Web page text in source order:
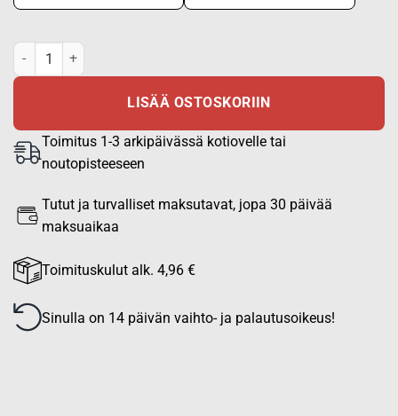
Kenttätakki lumikuvio M05 määrä
LISÄÄ OSTOSKORIIN
Toimitus 1-3 arkipäivässä kotiovelle tai
noutopisteeseen
Tutut ja turvalliset maksutavat, jopa 30 päivää
maksuaikaa
Toimituskulut alk. 4,96 €
Sinulla on 14 päivän vaihto- ja palautusoikeus!